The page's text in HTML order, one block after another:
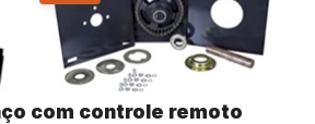
com controle remoto